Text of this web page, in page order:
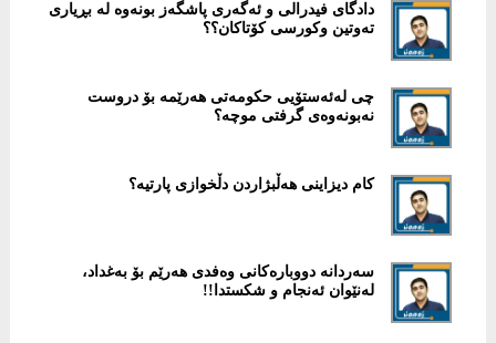
دادگای فیدرالی و ئەگەری پاشگەز بونەوە لە بڕیاری
تەوتین وكورسی کۆتاكان؟؟
چی لەئەستۆیی حكومەتی هەرێمە بۆ دروست
نەبونەوەی گرفتی موچە؟
کام دیزاینی هەڵبژاردن دڵخوازی پارتیە؟
سەردانە دووبارەکانی وەفدی هەرێم بۆ بەغداد،
لەنێوان ئەنجام و شکستدا!!